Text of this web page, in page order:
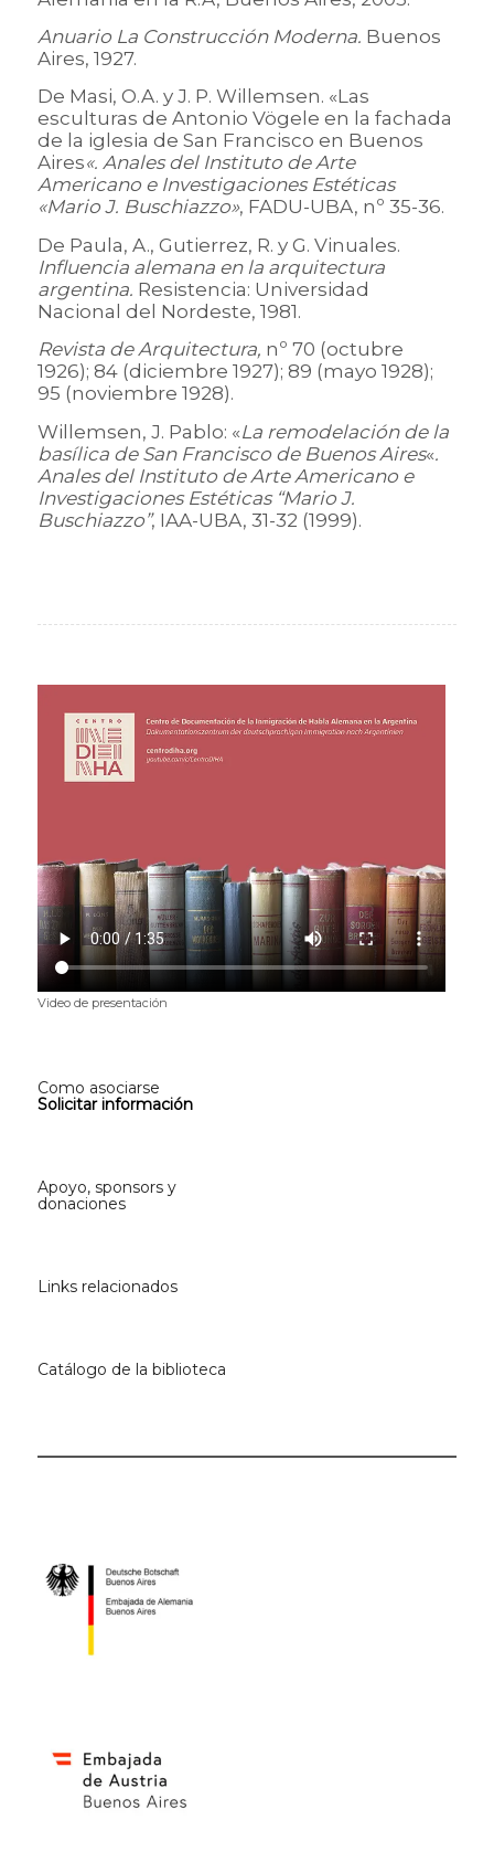
Anuario La Construcción Moderna. Buenos
Aires, 1927.
De Masi, O.A. y J. P. Willemsen. «Las
esculturas de Antonio Vögele en la fachada
de la iglesia de San Francisco en Buenos
Aires«. Anales del Instituto de Arte
Americano e Investigaciones Estéticas
«Mario J. Buschiazzo», FADU-UBA, nº 35-36.
De Paula, A., Gutierrez, R. y G. Vinuales.
Influencia alemana en la arquitectura
argentina. Resistencia: Universidad
Nacional del Nordeste, 1981.
Revista de Arquitectura, nº 70 (octubre
1926); 84 (diciembre 1927); 89 (mayo 1928);
95 (noviembre 1928).
Willemsen, J. Pablo: «La remodelación de la
basílica de San Francisco de Buenos Aires«.
Anales del Instituto de Arte Americano e
Investigaciones Estéticas “Mario J.
Buschiazzo”, IAA-UBA, 31-32 (1999).
Video de presentación
Como asociarse
Solicitar información
Apoyo, sponsors y
donaciones
Links relacionados
Catálogo de la biblioteca